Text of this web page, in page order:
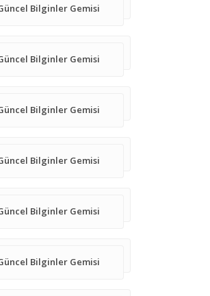
Bilginler Gemisi
Bilginler Gemisi
Bilginler Gemisi
Bilginler Gemisi
Bilginler Gemisi
Bilginler Gemisi